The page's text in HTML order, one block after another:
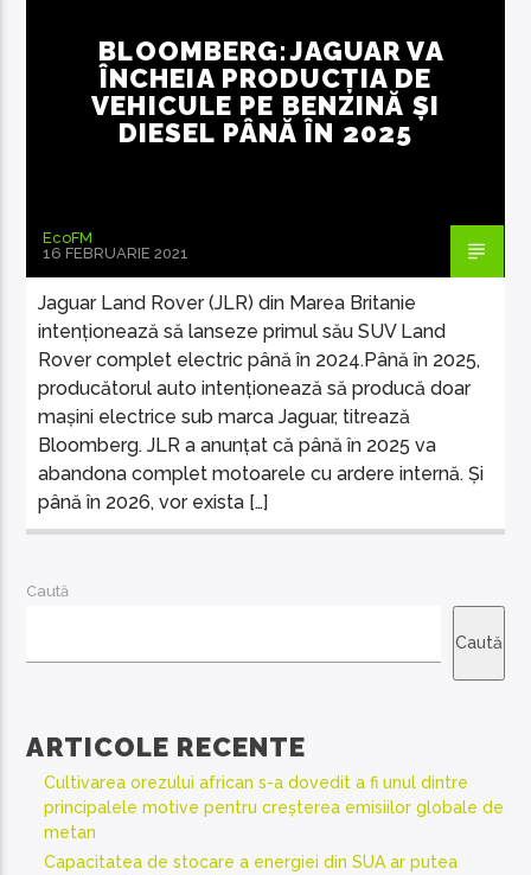
BLOOMBERG:JAGUAR VA
ÎNCHEIA PRODUCȚIA DE
VEHICULE PE BENZINĂ ȘI
DIESEL PÂNĂ ÎN 2025
EcoFM
16 FEBRUARIE 2021
Jaguar Land Rover (JLR) din Marea Britanie
intenționează să lanseze primul său SUV Land
Rover complet electric până în 2024.Până în 2025,
producătorul auto intenționează să producă doar
mașini electrice sub marca Jaguar, titrează
Bloomberg. JLR a anunțat că până în 2025 va
abandona complet motoarele cu ardere internă. Și
până în 2026, vor exista […]
Caută
Caută
ARTICOLE RECENTE
Cultivarea orezului african s-a dovedit a fi unul dintre
principalele motive pentru creșterea emisiilor globale de
metan
Capacitatea de stocare a energiei din SUA ar putea